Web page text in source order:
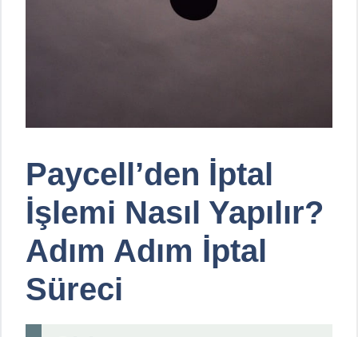
Paycell’den İptal
İşlemi Nasıl Yapılır?
Adım Adım İptal
Süreci